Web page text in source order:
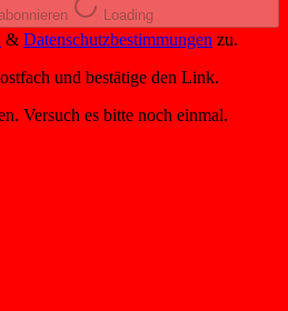
Loading
& Datenschutzbestimmungen zu.
und bestätige den Link.
Versuch es bitte noch einmal.